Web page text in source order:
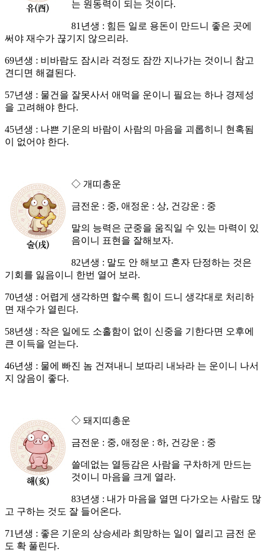
는 원동력이 되는 것이다.
81년생 : 힘든 일로 용돈이 만드니 좋은 곳에
써야 재수가 끊기지 않으리라.
69년생 : 비바람도 잠시라 걱정도 잠깐 지나가는 것이니 참고
견디면 해결된다.
57년생 : 물건을 잘못사서 애먹을 운이니 필요는 하나 경제성
을 고려해야 한다.
45년생 : 나쁜 기운의 바람이 사람의 마음을 괴롭히니 현혹됨
이 없어야 한다.
◇ 개띠총운
금전운 : 중, 애정운 : 상, 건강운 : 중
말의 능력은 군중을 움직일 수 있는 마력이 있
음이니 표현을 잘해보자.
82년생 : 말도 안 해보고 혼자 단정하는 것은
기회를 잃음이니 한번 열어 보라.
70년생 : 어렵게 생각하면 할수록 힘이 드니 생각대로 처리하
면 재수가 열린다.
58년생 : 작은 일에도 소홀함이 없이 신중을 기한다면 오후에
큰 이득을 얻는다.
46년생 : 물에 빠진 놈 건져내니 보따리 내놔라 는 운이니 나서
지 않음이 좋다.
◇ 돼지띠총운
금전운 : 중, 애정운 : 하, 건강운 : 중
쓸데없는 열등감은 사람을 구차하게 만드는
것이니 마음을 크게 열라.
83년생 : 내가 마음을 열면 다가오는 사람도 많
고 구하는 것도 잘 들어온다.
71년생 : 좋은 기운의 상승세라 희망하는 일이 열리고 금전 운
도 확 풀린다.